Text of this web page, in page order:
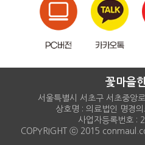
꽃마을
서울특별시 서초구 서초중앙
상호명 : 의료법인 명경
사업자등록번호 :
COPYRIGHT ⓒ 2015